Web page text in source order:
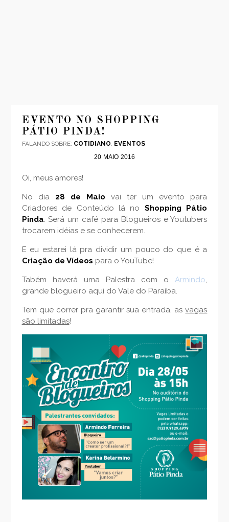
MODA
VIAGENS
SOBRE
CONTATO
EVENTO NO SHOPPING
PÁTIO PINDA!
FALANDO SOBRE: COTIDIANO, EVENTOS
20 MAIO 2016
Oi, meus amores!
No dia 28 de Maio vai ter um evento para
Criadores de Conteúdo lá no Shopping Pátio
Pinda. Será um café para Blogueiros e Youtubers
trocarem idéias e se conhecerem.
E eu estarei lá pra dividir um pouco do que é a
Criação de Vídeos para o YouTube!
Tabém haverá uma Palestra com oArmindo,
grande blogueiro aqui do Vale do Paraíba.
Tem que correr pra garantir sua entrada, asvagas
são limitadas!